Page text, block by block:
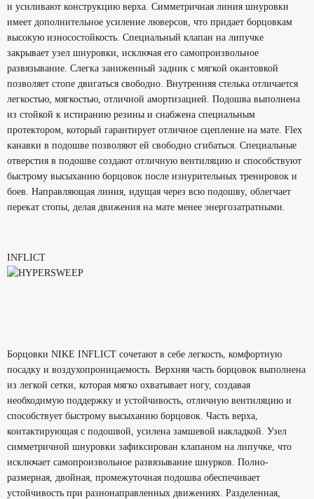
и усиливают конструкцию верха. Симметричная линия шнуровки
имеет дополнительное усиление люверсов, что придает борцовкам
высокую износостойкость. Специальный клапан на липучке
закрывает узел шнуровки, исключая его самопроизвольное
развязывание. Слегка заниженный задник с мягкой окантовкой
позволяет стопе двигаться свободно. Внутренняя стелька отличается
легкостью, мягкостью, отличной амортизацией. Подошва выполнена
из стойкой к истиранию резины и снабжена специальным
протектором, который гарантирует отличное сцепление на мате. Flex
канавки в подошве позволяют ей свободно сгибаться. Специальные
отверстия в подошве создают отличную вентиляцию и способствуют
быстрому высыханию борцовок после изнурительных тренировок и
боев. Направляющая линия, идущая через всю подошву, облегчает
перекат стопы, делая движения на мате менее энергозатратными.
INFLICT
Борцовки NIKE INFLICT сочетают в себе легкость, комфортную
посадку и воздухопроницаемость. Верхняя часть борцовок выполнена
из легкой сетки, которая мягко охватывает ногу, создавая
необходимую поддержку и устойчивость, отличную вентиляцию и
способствует быстрому высыханию борцовок. Часть верха,
контактирующая с подошвой, усилена замшевой накладкой. Узел
симметричной шнуровки зафиксирован клапаном на липучке, что
исключает самопроизвольное развязывание шнурков. Полно-
размерная, двойная, промежуточная подошва обеспечивает
устойчивость при разнонаправленных движениях. Разделенная,